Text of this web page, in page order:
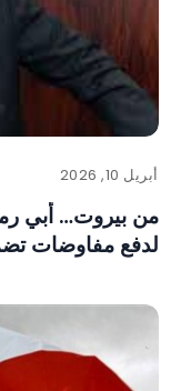
أبريل 10, 2026
من بيروت… أبي
لدفع مفاوضات